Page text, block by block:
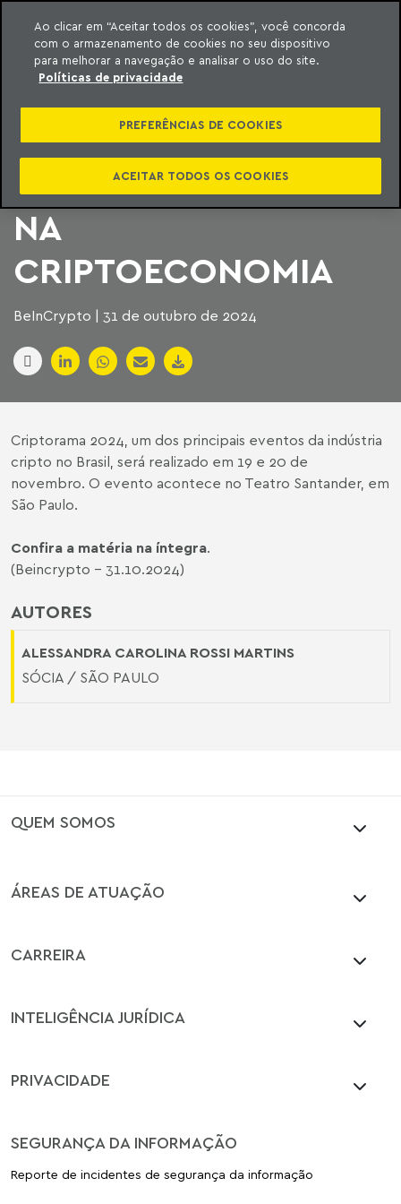
o conteúdo
Machado Meyer
CRIPTORAMA 2024
DISCUTE INOVAÇÕES
E O PAPEL DO BRASIL
NA
CRIPTOECONOMIA
BeInCrypto | 31 de outubro de 2024
AUTORES
ALESSANDRA CAROLINA ROSSI MARTINS
SÓCIA / SÃO PAULO
Criptorama 2024, um dos principais eventos da indústria
cripto no Brasil, será realizado em 19 e 20 de
novembro. O evento acontece no Teatro Santander, em
São Paulo.
Confira a matéria na íntegra.
(Beincrypto - 31.10.2024)
QUEM SOMOS
ÁREAS DE ATUAÇÃO
CARREIRA
INTELIGÊNCIA JURÍDICA
PRIVACIDADE
SEGURANÇA DA INFORMAÇÃO
Reporte de incidentes de segurança da informação
Ao clicar em “Aceitar todos os cookies”, você concorda
com o armazenamento de cookies no seu dispositivo
para melhorar a navegação e analisar o uso do site.
Políticas de privacidade
PREFERÊNCIAS DE COOKIES
ACEITAR TODOS OS COOKIES